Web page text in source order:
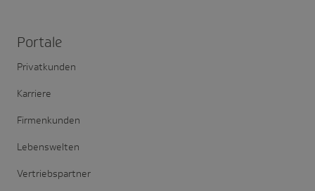
Portale
Privatkunden
Karriere
Firmenkunden
Lebenswelten
Vertriebspartner